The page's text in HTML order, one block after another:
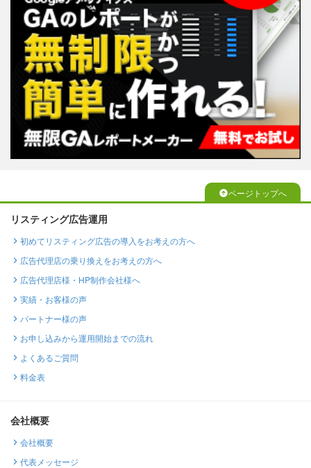
ページトップへ
リスティング広告運用
初めてリスティング広告の導入をお考えの方へ
広告代理店の乗り換えをお考えの方へ
広告代理店様・HP制作会社様へ
実績・お客様の声
パートナー様の声
お申し込みから運用開始までの流れ
よくあるご質問
料金表
会社概要
会社概要
代表メッセージ